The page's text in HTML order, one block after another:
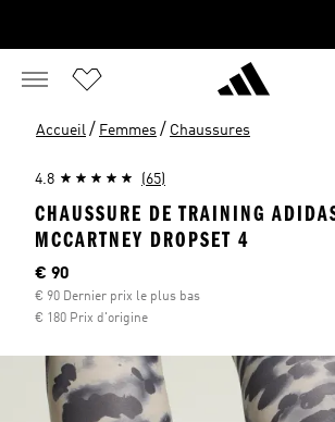
Accueil / Femmes / Chaussures
4.8 (65)
CHAUSSURE DE TRAINING
MCCARTNEY DROPSET 4
Current price
€ 90
€ 90 Dernier prix le plus bas
€ 180 Prix d'origine